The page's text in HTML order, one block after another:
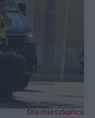
Dla mieszkańca